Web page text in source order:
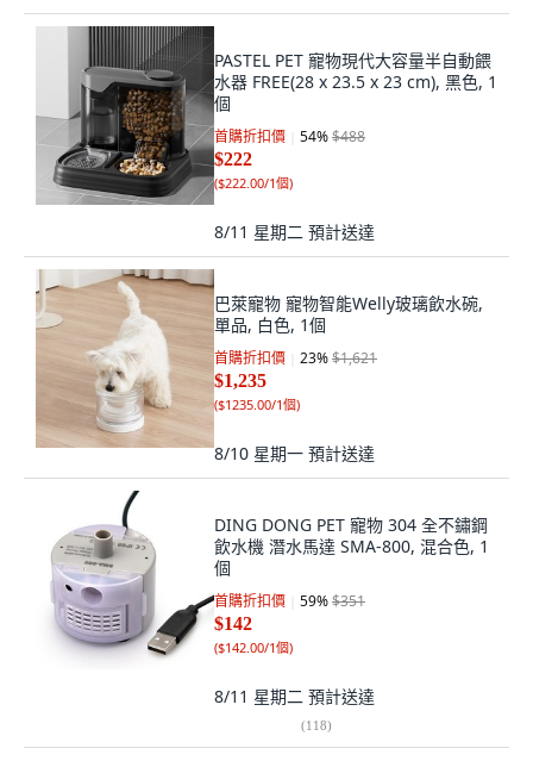
PASTEL PET 寵物現代大容量半自動餵
水器 FREE(28 x 23.5 x 23 cm), 黑色, 1
個
首購折扣價 54%$488
$222
($222.00/1個)
8/11 星期二 預計送達
巴萊寵物 寵物智能Welly玻璃飲水碗,
單品, 白色, 1個
首購折扣價 23%$1,621
$1,235
($1235.00/1個)
8/10 星期一 預計送達
DING DONG PET 寵物 304 全不鏽鋼
飲水機 潛水馬達 SMA-800, 混合色, 1
個
首購折扣價 59%$351
$142
($142.00/1個)
8/11 星期二 預計送達
(118)